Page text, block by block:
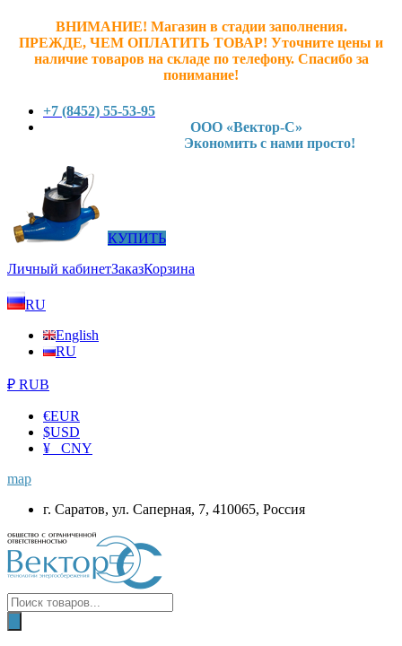
ВНИМАНИЕ! Магазин в стадии заполнения.
ПРЕЖДЕ, ЧЕМ ОПЛАТИТЬ ТОВАР! Уточните цены и
наличие товаров на складе по телефону. Спасибо за
понимание!
+7 (8452) 55-53-95
ООО «Вектор-С»
Экономить с нами просто!
КУПИТЬ
Личный кабинетЗаказКорзина
RU
English
RU
₽ RUB
€EUR
$USD
¥ CNY
map
г. Саратов, ул. Саперная, 7, 410065, Россия